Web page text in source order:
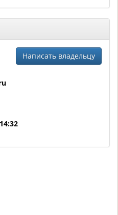
Написать владельцу